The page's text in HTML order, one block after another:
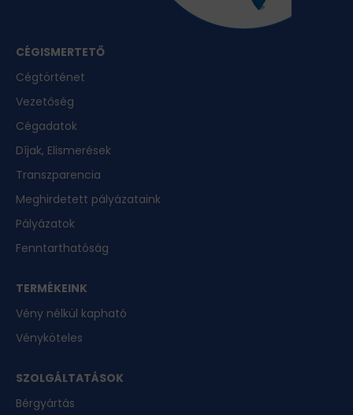
CÉGISMERTETŐ
Cégtörténet
Vezetőség
Cégadatok
Díjak, Elismerések
Transzparencia
Meghirdetett pályázataink
Pályázatok
Fenntarthatóság
TERMÉKEINK
Vény nélkül kapható
Vényköteles
SZOLGÁLTATÁSOK
Bérgyártás